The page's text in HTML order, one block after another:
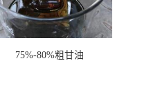
75%-80%粗甘油